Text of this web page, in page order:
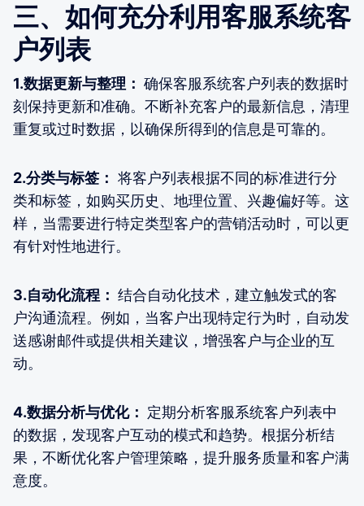
三、如何充分利用客服系统客
户列表
1.数据更新与整理： 确保客服系统客户列表的数据时
刻保持更新和准确。不断补充客户的最新信息，清理
重复或过时数据，以确保所得到的信息是可靠的。
2.分类与标签： 将客户列表根据不同的标准进行分
类和标签，如购买历史、地理位置、兴趣偏好等。这
样，当需要进行特定类型客户的营销活动时，可以更
有针对性地进行。
3.自动化流程： 结合自动化技术，建立触发式的客
户沟通流程。例如，当客户出现特定行为时，自动发
送感谢邮件或提供相关建议，增强客户与企业的互
动。
4.数据分析与优化： 定期分析客服系统客户列表中
的数据，发现客户互动的模式和趋势。根据分析结
果，不断优化客户管理策略，提升服务质量和客户满
意度。